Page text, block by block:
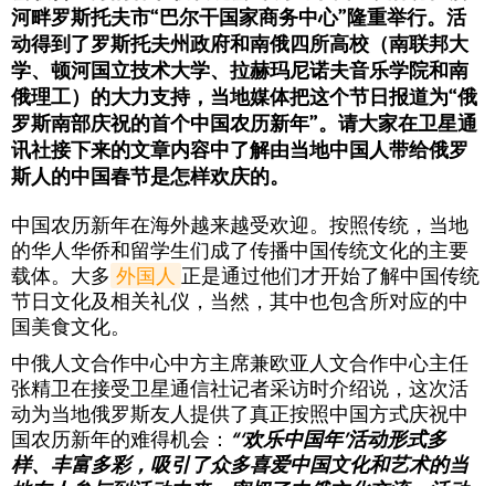
河畔罗斯托夫市“巴尔干国家商务中心”隆重举行。活
动得到了罗斯托夫州政府和南俄四所高校（南联邦大
学、顿河国立技术大学、拉赫玛尼诺夫音乐学院和南
俄理工）的大力支持，当地媒体把这个节日报道为“俄
罗斯南部庆祝的首个中国农历新年”。请大家在卫星通
讯社接下来的文章内容中了解由当地中国人带给俄罗
斯人的中国春节是怎样欢庆的。
中国农历新年在海外越来越受欢迎。按照传统，当地
的华人华侨和留学生们成了传播中国传统文化的主要
载体。大多 外国人 正是通过他们才开始了解中国传统
节日文化及相关礼仪，当然，其中也包含所对应的中
国美食文化。
中俄人文合作中心中方主席兼欧亚人文合作中心主任
张精卫在接受卫星通信社记者采访时介绍说，这次活
动为当地俄罗斯友人提供了真正按照中国方式庆祝中
国农历新年的难得机会： “‘欢乐中国年’活动形式多
样、丰富多彩，吸引了众多喜爱中国文化和艺术的当